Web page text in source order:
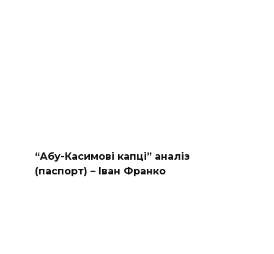
“Абу-Касимові капці” аналіз
(паспорт) – Іван Франко